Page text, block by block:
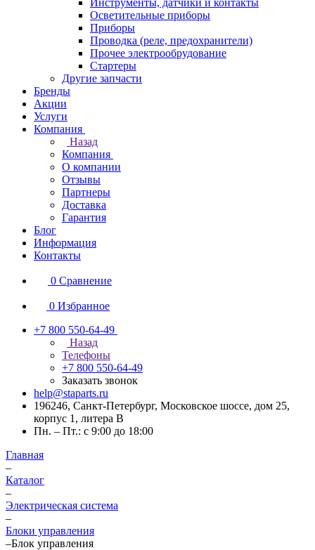
Инструменты, датчики и контакты
Осветительные приборы
Приборы
Проводка (реле, предохранители)
Прочее электрообрудование
Стартеры
Другие запчасти
Бренды
Акции
Услуги
Компания
Назад
Компания
О компании
Отзывы
Партнеры
Доставка
Гарантия
Блог
Информация
Контакты
0 Сравнение
0 Избранное
+7 800 550-64-49
Назад
Телефоны
+7 800 550-64-49
Заказать звонок
help@staparts.ru
196246, Санкт-Петербург, Московское шоссе, дом 25,
корпус 1, литера В
Пн. – Пт.: с 9:00 до 18:00
Главная
–
Каталог
–
Электрическая система
–
Блоки управления
–Блок управления